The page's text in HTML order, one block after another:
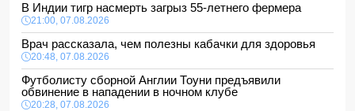
В Индии тигр насмерть загрыз 55-летнего фермера
21:00, 07.08.2026
Врач рассказала, чем полезны кабачки для здоровья
20:48, 07.08.2026
Футболисту сборной Англии Тоуни предъявили
обвинение в нападении в ночном клубе
20:28, 07.08.2026